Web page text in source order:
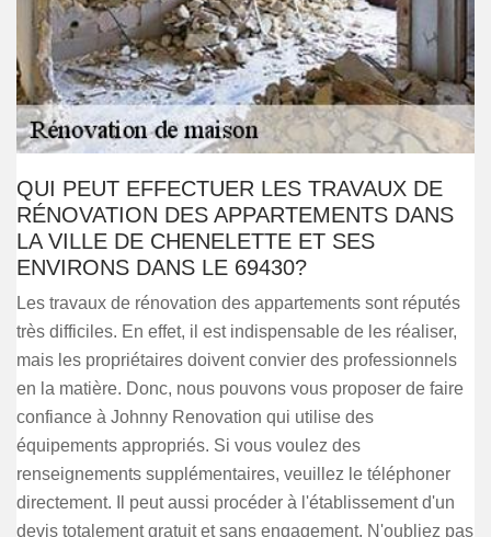
QUI PEUT EFFECTUER LES TRAVAUX DE
RÉNOVATION DES APPARTEMENTS DANS
LA VILLE DE CHENELETTE ET SES
ENVIRONS DANS LE 69430?
Les travaux de rénovation des appartements sont réputés
très difficiles. En effet, il est indispensable de les réaliser,
mais les propriétaires doivent convier des professionnels
en la matière. Donc, nous pouvons vous proposer de faire
confiance à Johnny Renovation qui utilise des
équipements appropriés. Si vous voulez des
renseignements supplémentaires, veuillez le téléphoner
directement. Il peut aussi procéder à l'établissement d'un
devis totalement gratuit et sans engagement. N'oubliez pas